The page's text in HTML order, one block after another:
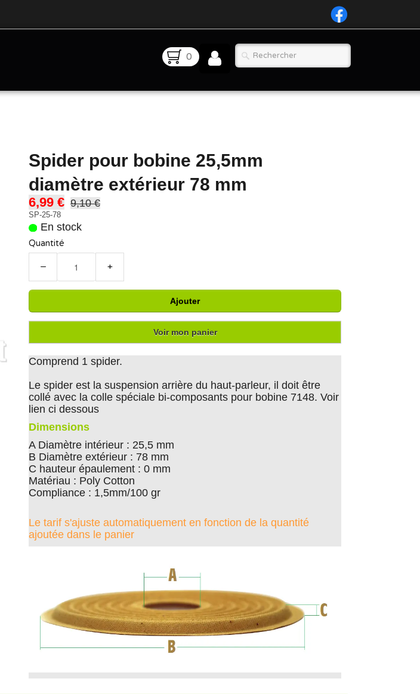
0
Spider pour bobine 25,5mm
diamètre extérieur 78 mm
6,99 € 9,10 €
SP-25-78
En stock
Quantité
− +
Ajouter
Voir mon panier
Comprend 1 spider.
Le spider est la suspension arrière du haut-parleur, il doit être
collé avec la colle spéciale bi-composants pour bobine 7148. Voir
lien ci dessous
Dimensions
A Diamètre intérieur : 25,5 mm
B Diamètre extérieur : 78 mm
C hauteur épaulement : 0 mm
Matériau : Poly Cotton
Compliance : 1,5mm/100 gr
Le tarif s'ajuste automatiquement en fonction de la quantité
ajoutée dans le panier